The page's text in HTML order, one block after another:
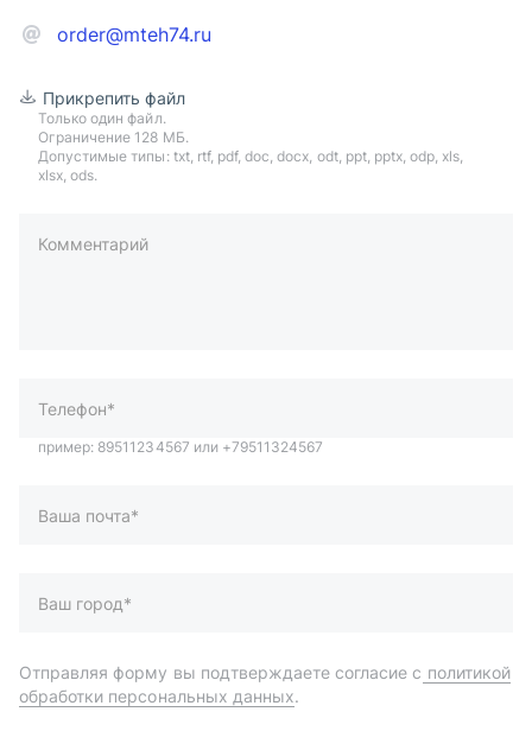
order@mteh74.ru
Прикрепить файл
Только один файл.
Ограничение 128 МБ.
Допустимые типы: txt, rtf, pdf, doc, docx, odt, ppt, pptx, odp, xls,
xlsx, ods.
Комментарий
пример: 89511234567 или +79511324567
Отправить
Автозапчасти и комплектующие